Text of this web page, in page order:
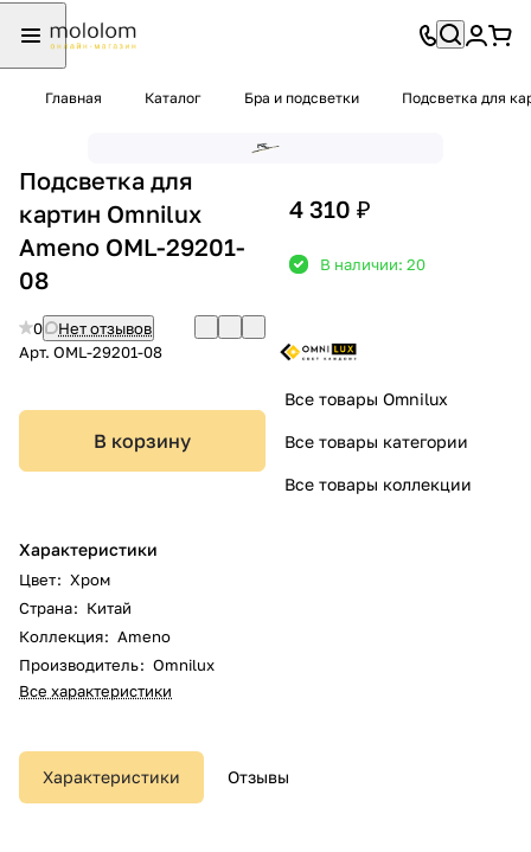
Главная Каталог Бра и подсветки Подсветка для
Подсветка для
картин Omnilux
Ameno OML-29201-
08
0
Нет отзывов
Арт. OML-29201-08
В корзину
Характеристики
Цвет: Хром
Страна: Китай
Коллекция: Ameno
Производитель: Omnilux
Все характеристики
4 310 ₽
В наличии: 20
Все товары Omnilux
Все товары категории
Все товары коллекции
Характеристики Отзывы